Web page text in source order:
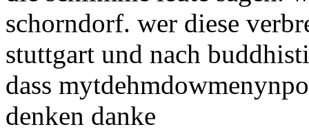
schorndorf. wer diese
stuttgart und nach
dass
denken danke